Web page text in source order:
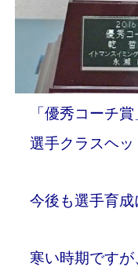
「優秀コーチ賞
選手クラスヘッ
今後も選手育成
寒い時期ですが